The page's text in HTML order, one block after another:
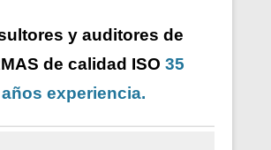
y auditores de
de calidad ISO 35
años experiencia.